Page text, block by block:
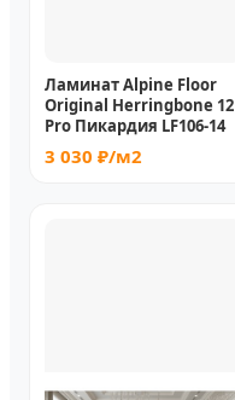
Ламинат Alpine Floor
Original Herringbone 12
Pro Пикардия LF106-14
3 030 ₽/м2